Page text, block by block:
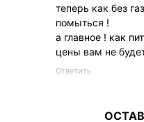
теперь как без
помыться !
а главное ! как
цены вам не
Ответить